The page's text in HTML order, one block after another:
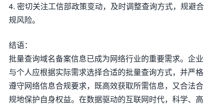
4. 密切关注工信部政策变动，及时调整查询方式，规避合
规风险。
结语：
批量查询域名备案信息已成为网络行业的重要需求。企业
与个人应根据实际需求选择合适的批量查询方式，并严格
遵守网络信息合规要求，既高效获取所需信息，又合法合
规地保护自身权益。在数据驱动的互联网时代，科学、高